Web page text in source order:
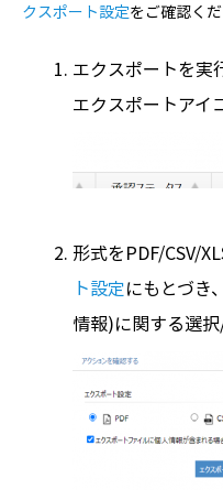
クスポート設定をご確認くだ
エクスポートを実
エクスポートアイ
形式をPDF/CSV/
ト設定にもとづき
情報)に関する選